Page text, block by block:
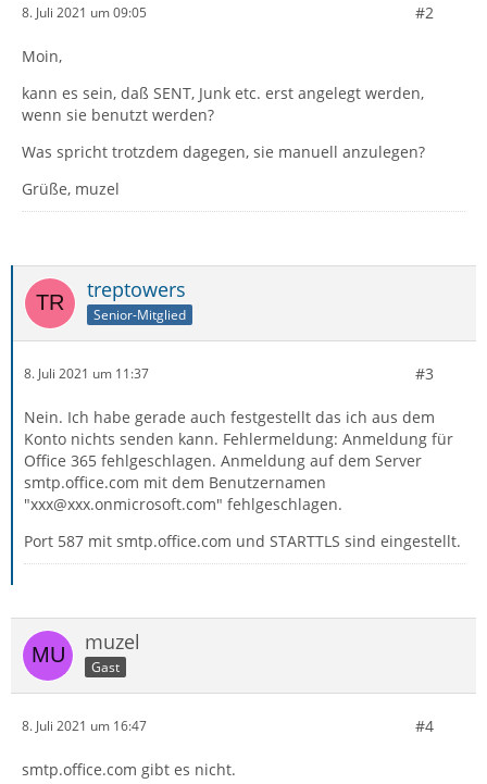
8. Juli 2021 um 09:05 #2
Moin,
kann es sein, daß SENT, Junk etc. erst angelegt werden,
wenn sie benutzt werden?
Was spricht trotzdem dagegen, sie manuell anzulegen?
Grüße, muzel
treptowers
Senior-Mitglied
8. Juli 2021 um 11:37 #3
Nein. Ich habe gerade auch festgestellt das ich aus dem
Konto nichts senden kann. Fehlermeldung: Anmeldung für
Office 365 fehlgeschlagen. Anmeldung auf dem Server
smtp.office.com mit dem Benutzernamen
"xxx@xxx.onmicrosoft.com" fehlgeschlagen.
Port 587 mit smtp.office.com und STARTTLS sind eingestellt.
muzel
Gast
8. Juli 2021 um 16:47 #4
smtp.office.com gibt es nicht.